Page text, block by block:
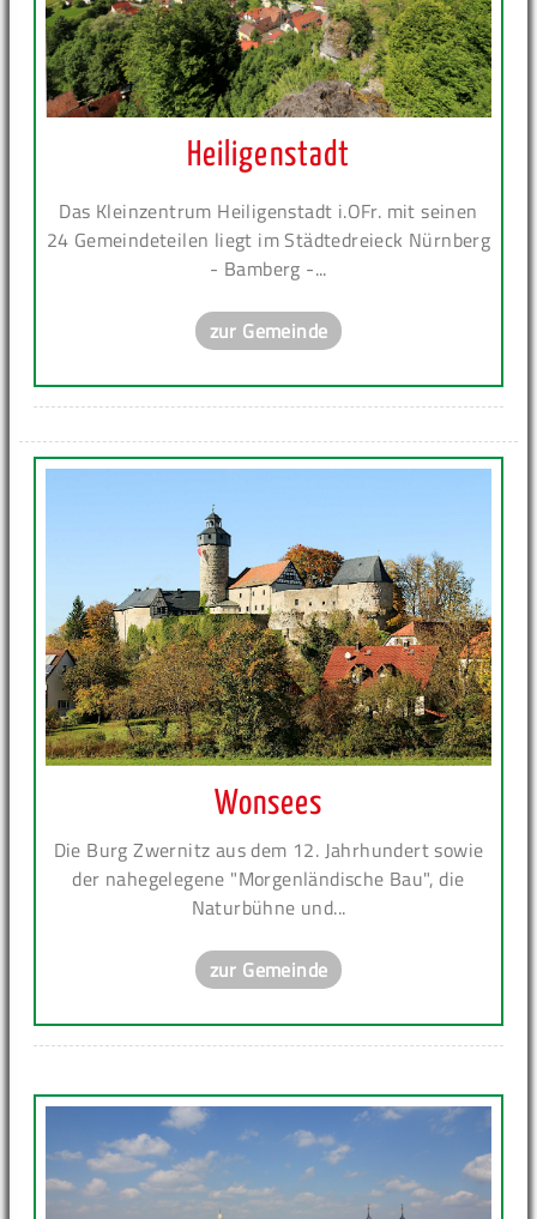
Heiligenstadt
Das Kleinzentrum Heiligenstadt i.OFr. mit seinen
24 Gemeindeteilen liegt im Städtedreieck Nürnberg
- Bamberg -...
zur Gemeinde
Wonsees
Die Burg Zwernitz aus dem 12. Jahrhundert sowie
der nahegelegene "Morgenländische Bau", die
Naturbühne und...
zur Gemeinde